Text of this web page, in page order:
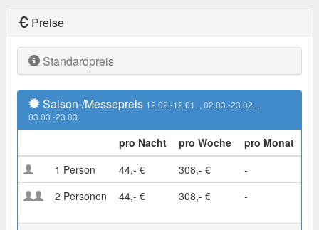
Preise
Standardpreis
Saison-/Messepreis 12.02.-12.01. , 02.03.-23.02. ,
03.03.-23.03.
pro Nacht pro Woche
pro Monat
1 Person
44,- € 308,- €
-
2 Personen
44,- € 308,- € -